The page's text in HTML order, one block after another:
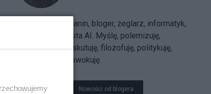
Sarmatolibertarianin, bloger, żeglarz, informatyk,
trajkkarz, futurysta AI. Myślę, polemizuję,
argumentuję, dyskutuję, filozofuję, politykuję,
uzasadniam, prowokuję.
Nowości od blogera